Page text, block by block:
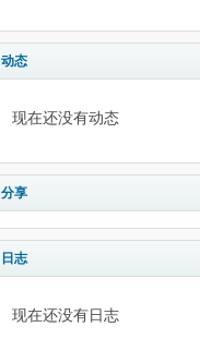
动态
现在还没有动态
分享
日志
现在还没有日志